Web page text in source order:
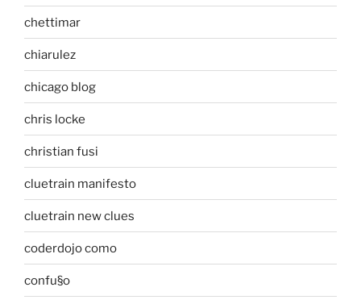
chettimar
chiarulez
chicago blog
chris locke
christian fusi
cluetrain manifesto
cluetrain new clues
coderdojo como
confu§o